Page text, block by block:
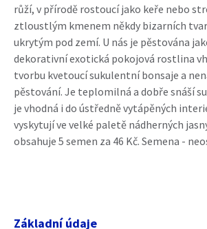
růží, v přírodě rostoucí jako keře nebo
ztloustlým kmenem někdy bizarních
ukrytým pod zemí. U nás je pěstována
dekorativní exotická pokojová rostlina
tvorbu kvetoucí sukulentní bonsaje a
pěstování. Je teplomilná a dobře snáší
je vhodná i do ústředně vytápěných
vyskytují ve velké paletě nádherných
obsahuje 5 semen za 46 Kč. Semena -
Základní údaje